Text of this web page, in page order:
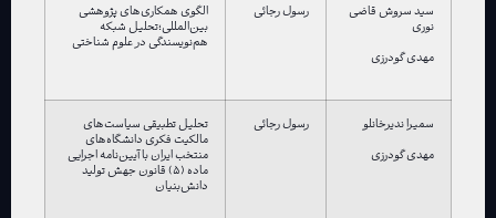
سید سروش قاضی
نوری
مهدی گودرزی
رسول رجائی الگوی همکاری‌های پژوهشی
بین‌المللی؛تحلیل شبکه
هم‌نویسندگی در علوم شناختی
سمیرا ندیرخانلو
مهدی گودرزی
رسول رجائی تحلیل تطبیقی سیاست‌های
مالکیت فکری دانشگاه‌های
منتخب ایران با آیین‌نامه اجرایی
ماده (۵) قانون جهش تولید
دانش‌بنیان